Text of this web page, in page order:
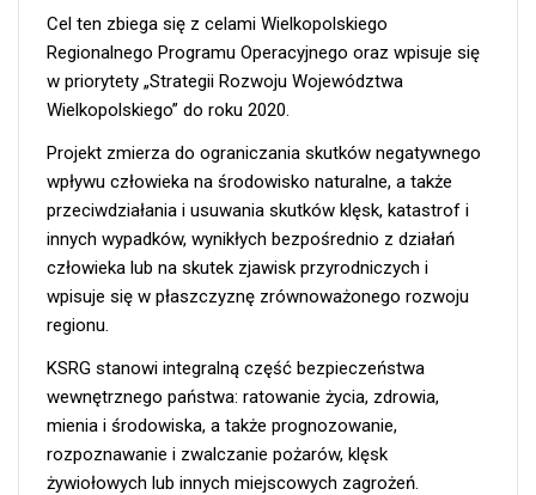
Cel ten zbiega się z celami Wielkopolskiego
Regionalnego Programu Operacyjnego oraz wpisuje się
w priorytety „Strategii Rozwoju Województwa
Wielkopolskiego” do roku 2020.
Projekt zmierza do ograniczania skutków negatywnego
wpływu człowieka na środowisko naturalne, a także
przeciwdziałania i usuwania skutków klęsk, katastrof i
innych wypadków, wynikłych bezpośrednio z działań
człowieka lub na skutek zjawisk przyrodniczych i
wpisuje się w płaszczyznę zrównoważonego rozwoju
regionu.
KSRG stanowi integralną część bezpieczeństwa
wewnętrznego państwa: ratowanie życia, zdrowia,
mienia i środowiska, a także prognozowanie,
rozpoznawanie i zwalczanie pożarów, klęsk
żywiołowych lub innych miejscowych zagrożeń.